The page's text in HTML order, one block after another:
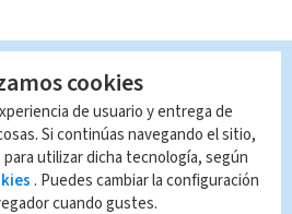
cookies
de usuario y entrega de
Si continúas navegando el sitio,
utilizar dicha tecnología, según
. Puedes cambiar la configuración
cuando gustes.